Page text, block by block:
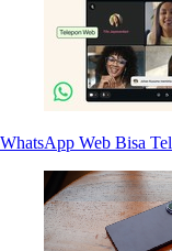
WhatsApp Web Bisa